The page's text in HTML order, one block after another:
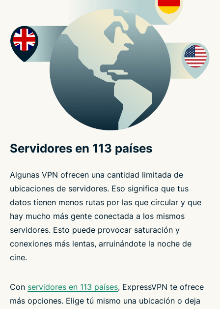
Servidores en 113 países
Algunas VPN ofrecen una cantidad limitada de
ubicaciones de servidores. Eso significa que tus
datos tienen menos rutas por las que circular y que
hay mucho más gente conectada a los mismos
servidores. Esto puede provocar saturación y
conexiones más lentas, arruinándote la noche de
cine.
Con servidores en 113 países, ExpressVPN te ofrece
más opciones. Elige tú mismo una ubicación o deja